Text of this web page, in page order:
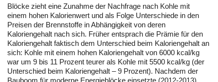
Blöcke zieht eine Zunahme der Nachfrage nach Kohle mit
einem hohen Kalorienwert und als Folge Unterschiede in den
Preisen der Brennstoffe in Abhängigkeit von deren
Kaloriengehalt nach sich. Früher entsprach die Prämie für den
Kaloriengehalt faktisch dem Unterschied beim Kaloriengehalt an
sich: Kohle mit einem hohen Kaloriengehalt von 6000 kcal/kg
war um 9 bis 11 Prozent teurer als Kohle mit 5500 kcal/kg (der
Unterschied beim Kaloriengehalt – 9 Prozent). Nachdem der